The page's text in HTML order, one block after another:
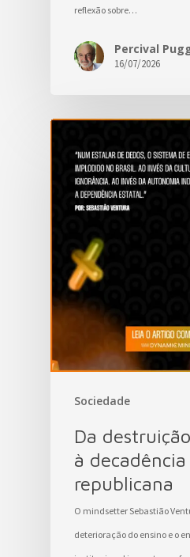
reflexão sobre…
Percival
16/07/2026
Sociedade
Da
à decadência
republicana
O mindsetter Sebastião
deterioração do ensino e o